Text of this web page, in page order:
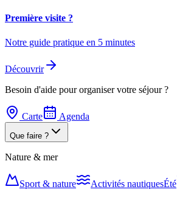
Première visite ?
Notre guide pratique en 5 minutes
Découvrir
Besoin d'aide pour organiser votre séjour ?
Carte Agenda
Que faire ?
Nature & mer
Sport & nature Activités nautiquesÉté